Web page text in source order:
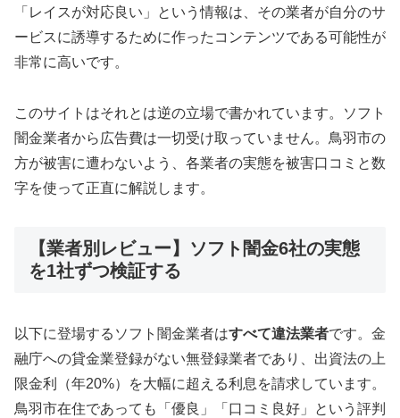
「レイスが対応良い」という情報は、その業者が自分のサ
ービスに誘導するために作ったコンテンツである可能性が
非常に高いです。
このサイトはそれとは逆の立場で書かれています。ソフト
闇金業者から広告費は一切受け取っていません。鳥羽市の
方が被害に遭わないよう、各業者の実態を被害口コミと数
字を使って正直に解説します。
【業者別レビュー】ソフト闇金6社の実態
を1社ずつ検証する
以下に登場するソフト闇金業者はすべて違法業者です。金
融庁への貸金業登録がない無登録業者であり、出資法の上
限金利（年20%）を大幅に超える利息を請求しています。
鳥羽市在住であっても「優良」「口コミ良好」という評判